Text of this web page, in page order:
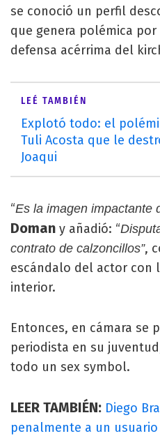
se conoció un perfil
que genera polémica
defensa acérrima del
LEÉ TAMBIÉN
Explotó todo: el
Tuli Acosta que le
Joaqui
“Es la imagen impactante
Doman y añadió: “
contrato de calzoncillos”,
escándalo del actor con
interior.
Entonces, en cámara se
periodista en su
todo un sex symbol.
LEER TAMBIÉN: Diego
penalmente a un